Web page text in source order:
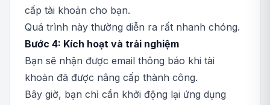
cấp tài khoản cho bạn.
Quá trình này thường diễn ra rất nhanh chóng.
Bước 4: Kích hoạt và trải nghiệm
Bạn sẽ nhận được email thông báo khi tài
khoản đã được nâng cấp thành công.
Bây giờ, bạn chỉ cần khởi động lại ứng dụng